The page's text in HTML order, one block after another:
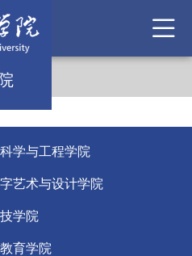
学与工程学院
艺术与设计学院
学院
育学院